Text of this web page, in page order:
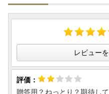
レビュー
贈答用？ねっとり？期待し